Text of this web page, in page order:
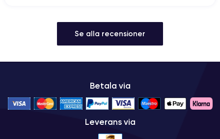
Se alla recensioner
Betala via
Leverans via